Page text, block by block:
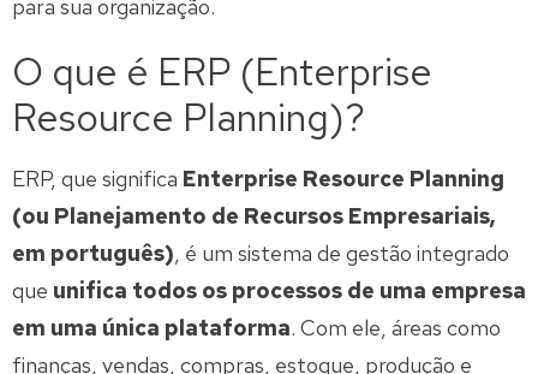
para sua organização.
O que é ERP (Enterprise
Resource Planning)?
ERP, que significa Enterprise Resource Planning
(ou Planejamento de Recursos Empresariais,
em português) , é um sistema de gestão integrado
que unifica todos os processos de uma empresa
em uma única plataforma. Com ele, áreas como
finanças, vendas, compras, estoque, produção e